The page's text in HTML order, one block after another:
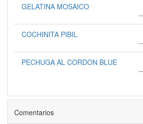
GELATINA MOSAICO
COCHINITA PIBIL
PECHUGA AL CORDON BLUE
Comentarios